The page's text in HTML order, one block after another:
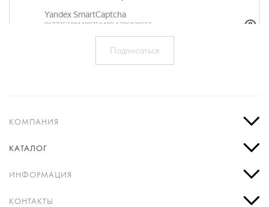
КОМПАНИЯ
КАТАЛОГ
ИНФОРМАЦИЯ
КОНТАКТЫ